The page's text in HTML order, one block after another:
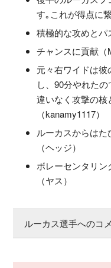
す｡これが得点に
積極的な攻めとパ
チャンスに貢献（
元々右ワイドは
し、90分やれた
違いなく攻撃の核
（kanamy1117）
ルーカスからはた
（ヘッジ）
ボレーセンタリン
（ヤス）
ルーカス選手へのコ